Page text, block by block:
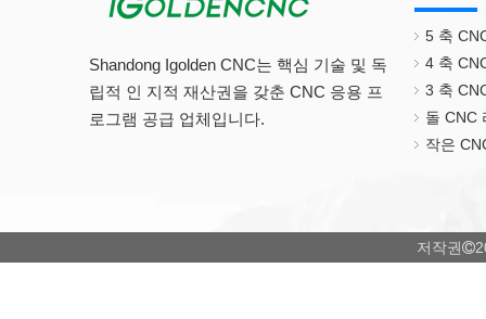
Shandong Igolden CNC는 핵심 기술 및 독
립적 인 지적 재산권을 갖춘 CNC 응용 프
로그램 공급 업체입니다.
5 축
4 축
3 축
돌 CNC
작은
저작권